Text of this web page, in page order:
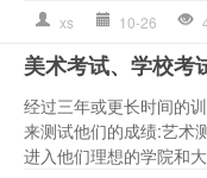
xs 10-26
美术考试、学校考
经过三年或更长时间的
来测试他们的成绩:艺术
进入他们理想的学院和